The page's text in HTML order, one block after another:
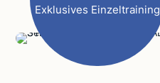
Exklusives Einzeltraining